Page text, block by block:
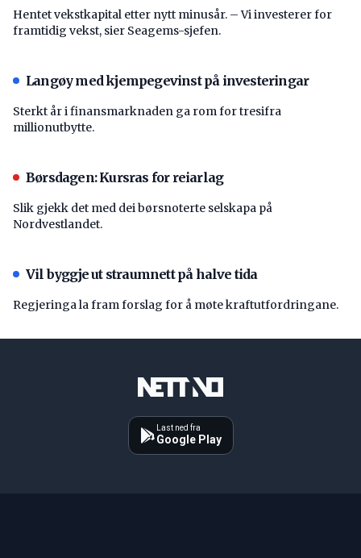
Hentet vekstkapital etter nytt minusår. – Vi investerer for
framtidig vekst, sier Seagems-sjefen.
Langøy med kjempegevinst på investeringar
Sterkt år i finansmarknaden ga rom for tresifra
millionutbytte.
Børsdagen: Kursras for reiarlag
Slik gjekk det med dei børsnoterte selskapa på
Nordvestlandet.
Vil byggje ut straumnett på halve tida
Regjeringa la fram forslag for å møte kraftutfordringane.
Last ned fra
Google Play